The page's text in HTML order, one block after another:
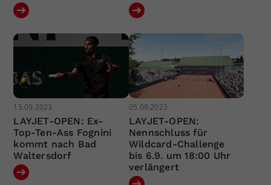
15.09.2023
LAYJET-OPEN: Ex-
Top-Ten-Ass Fognini
kommt nach Bad
Waltersdorf
05.09.2023
LAYJET-OPEN:
Nennschluss für
Wildcard-Challenge
bis 6.9. um 18:00 Uhr
verlängert